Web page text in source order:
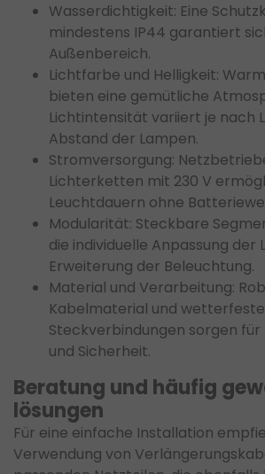
Wasserdichtigkeit: Eine
mindestens IP44 garantiert
Außenbereich.
Lichtfarbe und Helligkeit:
bieten eine gemütliche
Lichtintensität variiert je nach
Abstand der Lampen.
Stromversorgung:
Lichterketten mit 230 V
Leuchtdauern ohne
Modularität: Steckbare
die individuelle Anpassung der
Erweiterung der Beleuchtung.
Material und Verarbeitung:
Kabelmaterial und wetterfeste
Steckverbindungen sorgen für
und Sicherheit.
Beratung und häufig
lösungen
Für eine einfache Installation
Verwendung von